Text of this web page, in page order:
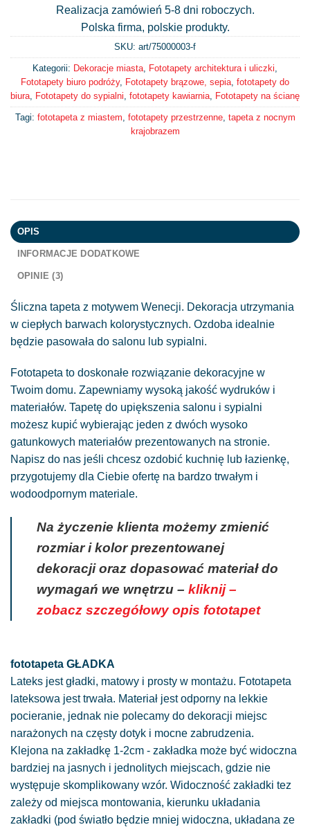
Realizacja zamówień 5-8 dni roboczych.
Polska firma, polskie produkty.
SKU: art/75000003-f
Kategorii: Dekoracje miasta Fototapety architektura i uliczki
Fototapety biuro podróży, Fototapety brązowe, sepia fototapety do
biura
Fototapety do sypialni fototapety kawiarnia Fototapety na ścianę
Tagi: fototapeta z miastem fototapety przestrzenne, tapeta z nocnym
krajobrazem
OPIS
INFORMACJE DODATKOWE
OPINIE (3)
Śliczna tapeta z motywem Wenecji. Dekoracja utrzymania
w ciepłych barwach kolorystycznych. Ozdoba idealnie
będzie pasowała do salonu lub sypialni.
Fototapeta to doskonałe rozwiązanie dekoracyjne w
Twoim domu. Zapewniamy wysoką jakość wydruków i
materiałów. Tapetę do upiększenia salonu i sypialni
możesz kupić wybierając jeden z dwóch wysoko
gatunkowych materiałów prezentowanych na stronie.
Napisz do nas jeśli chcesz ozdobić kuchnię lub łazienkę,
przygotujemy dla Ciebie ofertę na bardzo trwałym i
wodoodpornym materiale.
Na życzenie klienta możemy zmienić
rozmiar i kolor prezentowanej
dekoracji oraz dopasować materiał do
wymagań we wnętrzu – kliknij –
zobacz szczegółowy opis fototapet
fototapeta GŁADKA
Lateks jest gładki, matowy i prosty w montażu. Fototapeta
lateksowa jest trwała. Materiał jest odporny na lekkie
pocieranie, jednak nie polecamy do dekoracji miejsc
narażonych na częsty dotyk i mocne zabrudzenia.
Klejona na zakładkę 1-2cm - zakładka może być widoczna
bardziej na jasnych i jednolitych miejscach, gdzie nie
występuje skomplikowany wzór. Widoczność zakładki tez
zależy od miejsca montowania, kierunku układania
zakładki (pod światło będzie mniej widoczna, układana ze